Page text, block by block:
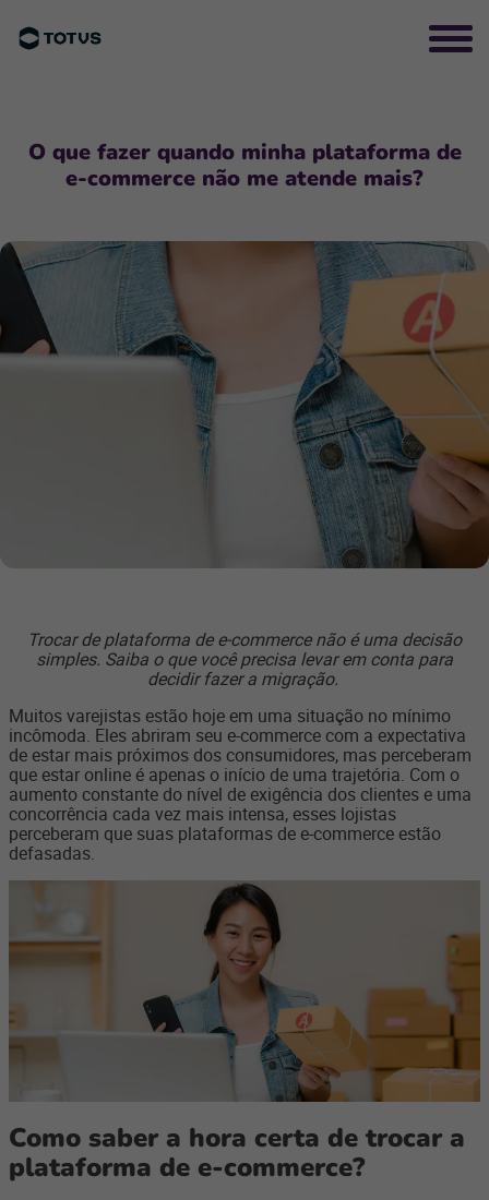
O que fazer quando minha plataforma de
e-commerce não me atende mais?
Trocar de plataforma de e-commerce não é uma decisão
simples. Saiba o que você precisa levar em conta para
decidir fazer a migração.
Muitos varejistas estão hoje em uma situação no mínimo
incômoda. Eles abriram seu e-commerce com a expectativa
de estar mais próximos dos consumidores, mas perceberam
que estar online é apenas o início de uma trajetória. Com o
aumento constante do nível de exigência dos clientes e uma
concorrência cada vez mais intensa, esses lojistas
perceberam que suas plataformas de e-commerce estão
defasadas.
Como saber a hora certa de trocar a
plataforma de e-commerce?